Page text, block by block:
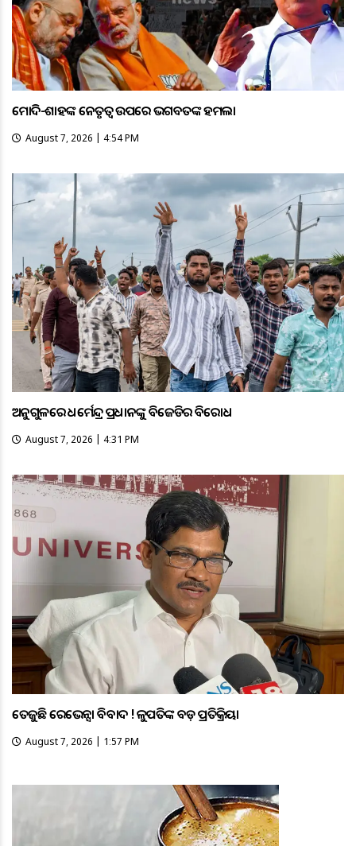
ମୋଦି-ଶାହଙ୍କ ନେତୃତ୍ୱ ଉପରେ ଭଗବତଙ୍କ ହମଲା
August 7, 2026 | 4:54 PM
ଅନୁଗୁଳରେ ଧର୍ମେନ୍ଦ୍ର ପ୍ରଧାନଙ୍କୁ ବିଜେଡିର ବିରୋଧ
August 7, 2026 | 4:31 PM
ତେଜୁଛି ରେଭେନ୍ସା ବିବାଦ ! କୁଳପତିଙ୍କ ବଡ଼ ପ୍ରତିକ୍ରିୟା
August 7, 2026 | 1:57 PM